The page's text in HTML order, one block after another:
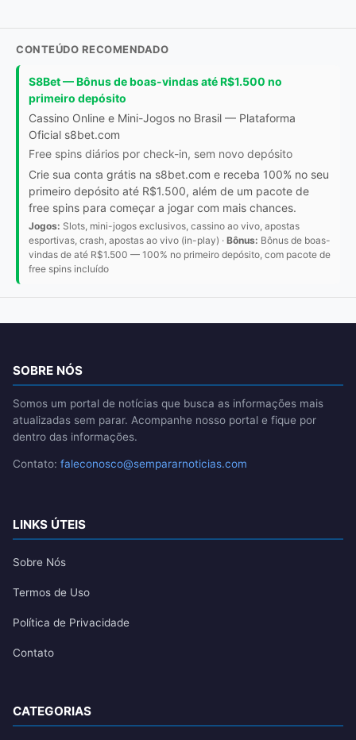
CONTEÚDO RECOMENDADO
S8Bet — Bônus de boas-vindas até R$1.500 no
primeiro depósito
Cassino Online e Mini-Jogos no Brasil — Plataforma
Oficial s8bet.com
Free spins diários por check-in, sem novo depósito
Crie sua conta grátis na s8bet.com e receba 100% no seu
primeiro depósito até R$1.500, além de um pacote de
free spins para começar a jogar com mais chances.
Jogos: Slots, mini-jogos exclusivos, cassino ao vivo, apostas
esportivas, crash, apostas ao vivo (in-play) · Bônus: Bônus de boas-
vindas de até R$1.500 — 100% no primeiro depósito, com pacote de
free spins incluído
SOBRE NÓS
Somos um portal de notícias que busca as informações mais
atualizadas sem parar. Acompanhe nosso portal e fique por
dentro das informações.
Contato: faleconosco@sempararnoticias.com
LINKS ÚTEIS
Sobre Nós
Termos de Uso
Política de Privacidade
Contato
CATEGORIAS